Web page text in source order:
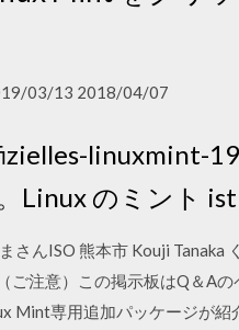
03/13 2018/04/07
linuxmint-
Linux のミント
んISO 熊本市 Kouji Tanaka
注意）この掲示板はQ＆A
Mint専用追加パッケージが